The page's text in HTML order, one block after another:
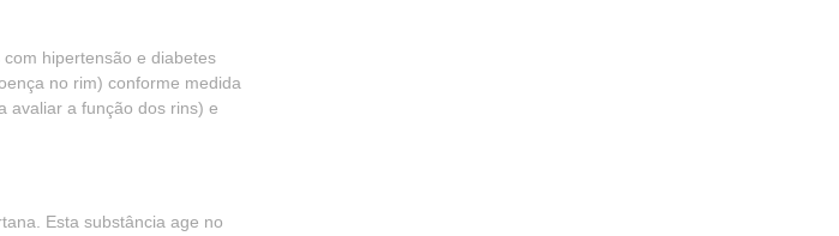
hipertensão e diabetes
no rim) conforme medida
avaliar a função dos rins) e
Esta substância age no